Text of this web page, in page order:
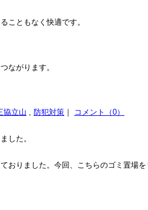
こともなく快適です。
ながります。
協立山 , 防犯対策 ｜
コメント（0）
した。
りました。今回、こちらのゴミ置場